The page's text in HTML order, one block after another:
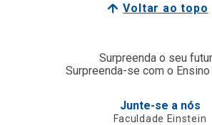
Voltar ao topo
Surpreenda o seu
Surpreenda-se com o Ensino
Junte-se a nós
Faculdade Einstein